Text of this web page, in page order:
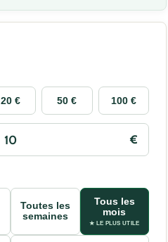
20 € 50 € 100 €
Toutes les
semaines
Tous les
mois
★ LE PLUS UTILE